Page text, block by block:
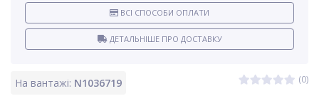
На вантажі: N1036719 (0)
ВСІ СПОСОБИ ОПЛАТИ
ДЕТАЛЬНІШЕ ПРО ДОСТАВКУ